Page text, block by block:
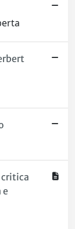
critica